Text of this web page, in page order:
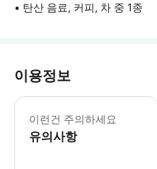
• 탄산 음료, 커피, 차 중 1종
이용정보
이런건 주의하세요
유의사항